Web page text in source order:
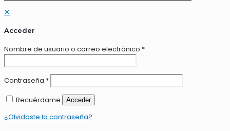
✕
Acceder
Nombre de usuario o correo electrónico *
Contraseña *
Recuérdame
Acceder
¿Olvidaste la contraseña?